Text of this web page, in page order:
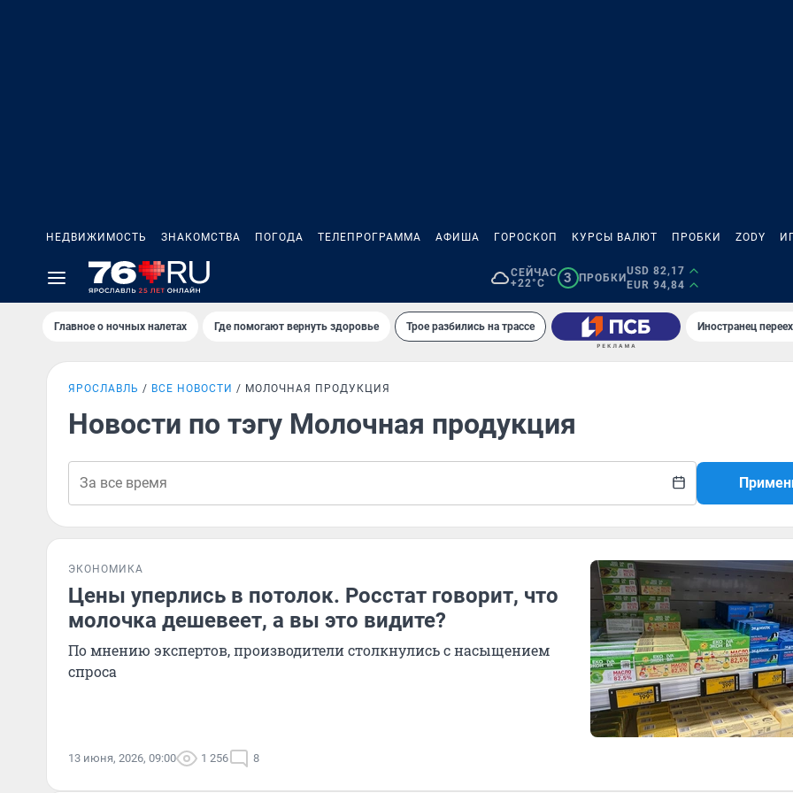
НЕДВИЖИМОСТЬ ЗНАКОМСТВА ПОГОДА ТЕЛЕПРОГРАММА АФИША ГОРОСКОП КУРСЫ ВАЛЮТ ПРОБКИ ZODY
СЕЙЧАС
+22°C
3 ПРОБКИ
USD 82,17
EUR 94,84
Главное о ночных налетах Где помогают вернуть здоровье Трое разбились на трассе Иностранец
ЯРОСЛАВЛЬ ВСЕ НОВОСТИ МОЛОЧНАЯ ПРОДУКЦИЯ
Новости по тэгу Молочная продукция
ЭКОНОМИКА
Цены уперлись в потолок. Росстат говорит, что
молочка дешевеет, а вы это видите?
По мнению экспертов, производители столкнулись с насыщением
спроса
13 июня, 2026, 09:00 1 256 8